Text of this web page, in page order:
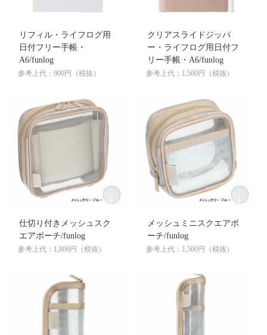
リフィル・ライフログ用
日付フリー手帳・
A6/funlog
参考上代：900円（税抜）
クリアスライドジッパ
ー・ライフログ用日付フ
リー手帳・A6/funlog
参考上代：1,500円（税抜）
仕切り付きメッシュスク
エアポーチ/funlog
参考上代：1,800円（税抜）
メッシュミニスクエアポ
ーチ/funlog
参考上代：1,500円（税抜）